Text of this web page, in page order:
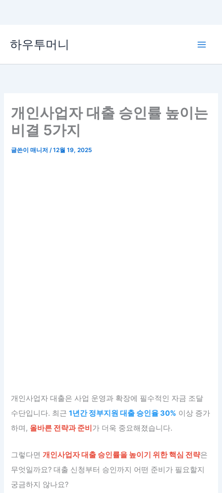
로
하우투머니
개인사업자 대출 승인률 높이는
비결 5가지
글쓴이매니저/12월 19, 2025
개인사업자 대출은 사업 운영과 확장에 필수적인 자금 조달
수단입니다. 최근1년간 정부지원 대출 승인율 30% 이상 증가
하며, 올바른 전략과 준비 가 더욱 중요해졌습니다.
그렇다면개인사업자 대출 승인률을 높이기 위한 핵심 전략은
무엇일까요? 대출 신청부터 승인까지 어떤 준비가 필요할지
궁금하지 않나요?